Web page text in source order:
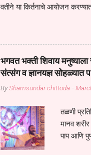
वतीने या किर्तनाचे आयोजन
महामारीतून जर आपल्याला वाचायचे
सप्रदायच खूप मोठा आधार आहे
गरजा कीती कमी आहेत यांची
आधार असते परतू आज काल तीच
भगवत भक्ती शिवाय मनुष्याला
संत्संग व ज्ञानयज्ञ सोहळ्यात
ByShamsundar chittoda -
तळणी
मानव
पाप आणि